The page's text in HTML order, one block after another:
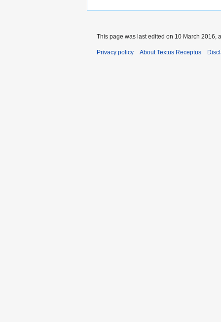
This page was last edited on 10 March 2016,
Privacy policy About Textus Receptus